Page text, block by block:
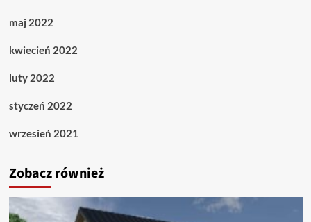
maj 2022
kwiecień 2022
luty 2022
styczeń 2022
wrzesień 2021
Zobacz również